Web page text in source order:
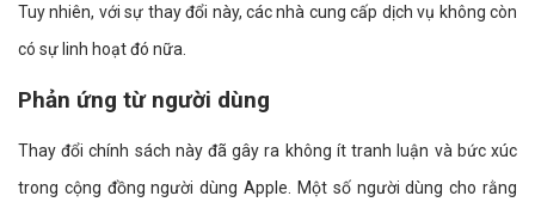
Tuy nhiên, với sự thay đổi này, các nhà cung cấp dịch vụ không còn
có sự linh hoạt đó nữa.
Phản ứng từ người dùng
Thay đổi chính sách này đã gây ra không ít tranh luận và bức xúc
trong cộng đồng người dùng Apple. Một số người dùng cho rằng